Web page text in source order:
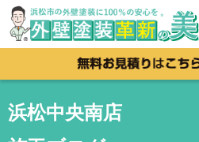
浜松中央南店